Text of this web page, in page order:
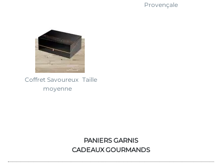
Provençale
Coffret Savoureux Taille
moyenne
PANIERS GARNIS
CADEAUX GOURMANDS